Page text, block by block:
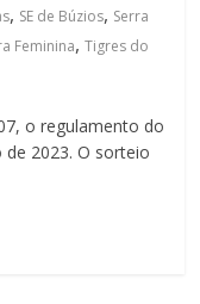
, SE de Búzios, Serra
Feminina,Tigres do
o regulamento do
2023. O sorteio